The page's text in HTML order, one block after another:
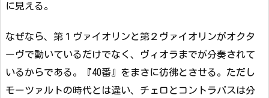
に見える。
なぜなら、第１ヴァイオリンと第２ヴァイオリンがオクタ
ーヴで動いているだけでなく、ヴィオラまでが分奏されて
いるからである。『40番』をまさに彷彿とさせる。ただし
モーツァルトの時代とは違い、チェロとコントラバスは分